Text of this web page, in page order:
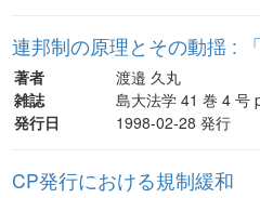
連邦制の原理とその動揺 :
著者
渡邉 久丸
雑誌
島大法学 41 巻 4 号
発行日
1998-02-28 発行
CP発行における規制緩和